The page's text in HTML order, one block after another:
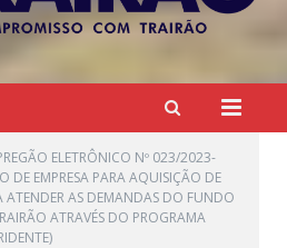
ELETRÔNICO Nº 023/2023-
DE EMPRESA PARA AQUISIÇÃO DE
ATENDER AS DEMANDAS DO FUNDO
ATRAVÉS DO PROGRAMA